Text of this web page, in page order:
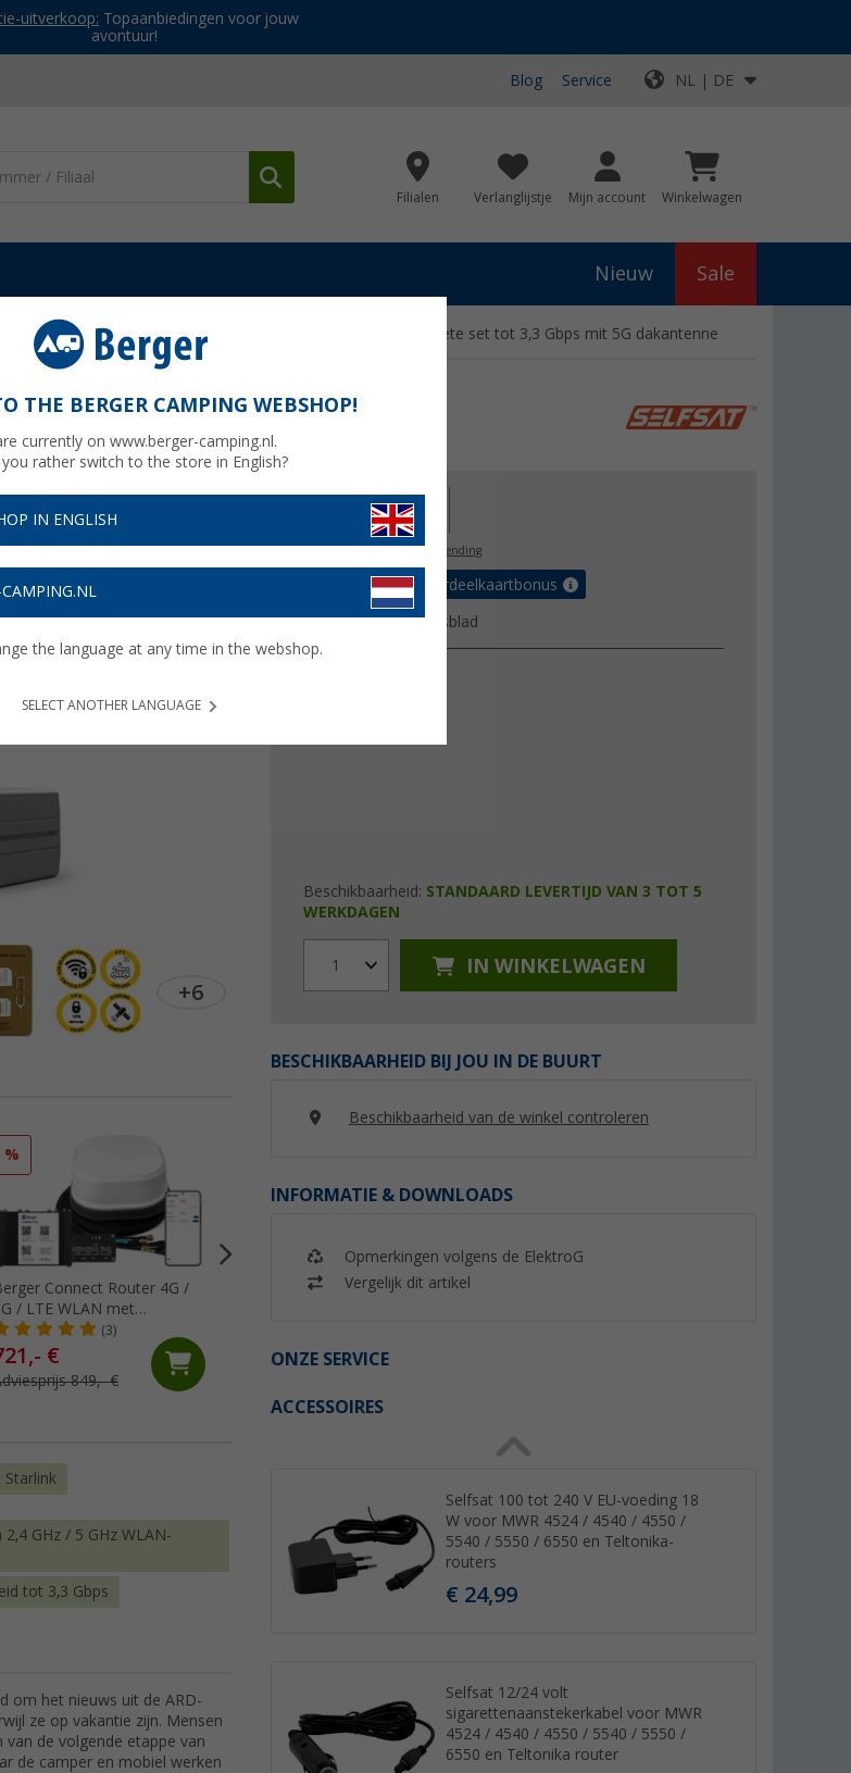
uitverkoop: Topaanbiedingen voor jouw
avontuur!
Blog Service NL | DE
Filialen Verlanglijstje Mijn account Winkelwagen
Nieuw Sale
LTE / 5G & WLAN Internet Router 4G / LTE & 5G WLAN complete set tot 3,3 Gbps mit 5G dakantenne
set tot 3,3 Gbps mit 5G
+6
€ 951,00
gratis verzending
€ met de voordeelkaartbonus
Productgegevensblad
Beschikbaarheid: STANDAARD LEVERTIJD VAN 3 TOT 5
WERKDAGEN
1 IN WINKELWAGEN
BESCHIKBAARHEID BIJ JOU IN DE BUURT
Beschikbaarheid van de winkel controleren
INFORMATIE & DOWNLOADS
Opmerkingen volgens de ElektroG
Vergelijk dit artikel
ONZE SERVICE
ACCESSOIRES
Selfsat 100 tot 240 V EU-voeding 18
W voor MWR 4524 / 4540 / 4550 /
5540 / 5550 / 6550 en Teltonika-
routers
€ 24,99
Selfsat 12/24 volt
sigarettenaanstekerkabel voor MWR
4524 / 4540 / 4550 / 5540 / 5550 /
6550 en Teltonika router
%
Connect Router 4G /
/ LTE WLAN met
(3)
€
849,- €
Blaupunkt DAB-S-22a DAB+
99€
Starlink
GHz / 5 GHz WLAN-
tot 3,3 Gbps
om het nieuws uit de ARD-
ze op vakantie zijn. Mensen
de volgende etappe van
de camper en mobiel werken
THE BERGER CAMPING WEBSHOP!
currently on www.berger-camping.nl.
rather switch to the store in English?
IN ENGLISH
CAMPING.NL
the language at any time in the webshop.
SELECT ANOTHER LANGUAGE